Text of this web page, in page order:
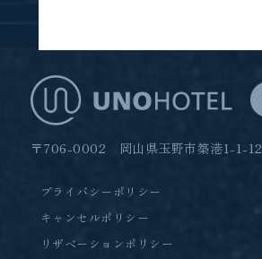
〒706-0002 岡山県玉野市築港1-1-12
プライバシーポリシー
キャンセルポリシー
リザベーションポリシー